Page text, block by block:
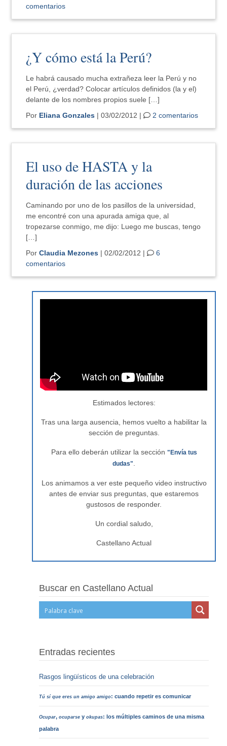
comentarios
¿Y cómo está la Perú?
Le habrá causado mucha extrañeza leer la Perú y no
el Perú, ¿verdad? Colocar artículos definidos (la y el)
delante de los nombres propios suele […]
Por Eliana Gonzales | 03/02/2012 | 2 comentarios
El uso de HASTA y la
duración de las acciones
Caminando por uno de los pasillos de la universidad,
me encontré con una apurada amiga que, al
tropezarse conmigo, me dijo: Luego me buscas, tengo
[…]
PorClaudia Mezones | 02/02/2012 |
6
comentarios
Estimados lectores:
Tras una larga ausencia, hemos vuelto a habilitar la
sección de preguntas.
Para ello deberán utilizar la sección "Envía tus
dudas"
Los animamos a ver este pequeño video instructivo
antes de enviar sus preguntas, que estaremos
gustosos de responder.
Un cordial saludo,
Castellano Actual
Buscar en Castellano Actual
Entradas recientes
Rasgos lingüísticos de una celebración
Tú sí que eres un amigo amigo: cuando repetir es comunicar
Ocupar,ocuparse yokupas: los múltiples caminos de una misma
palabra